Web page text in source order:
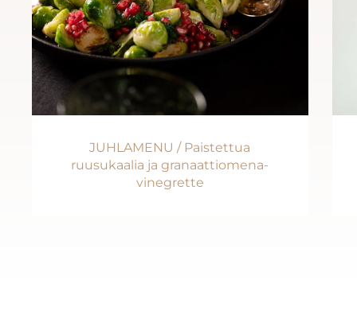
JUHLAMENU / Paistettua
ruusukaalia ja granaattiomena-
vinegrette